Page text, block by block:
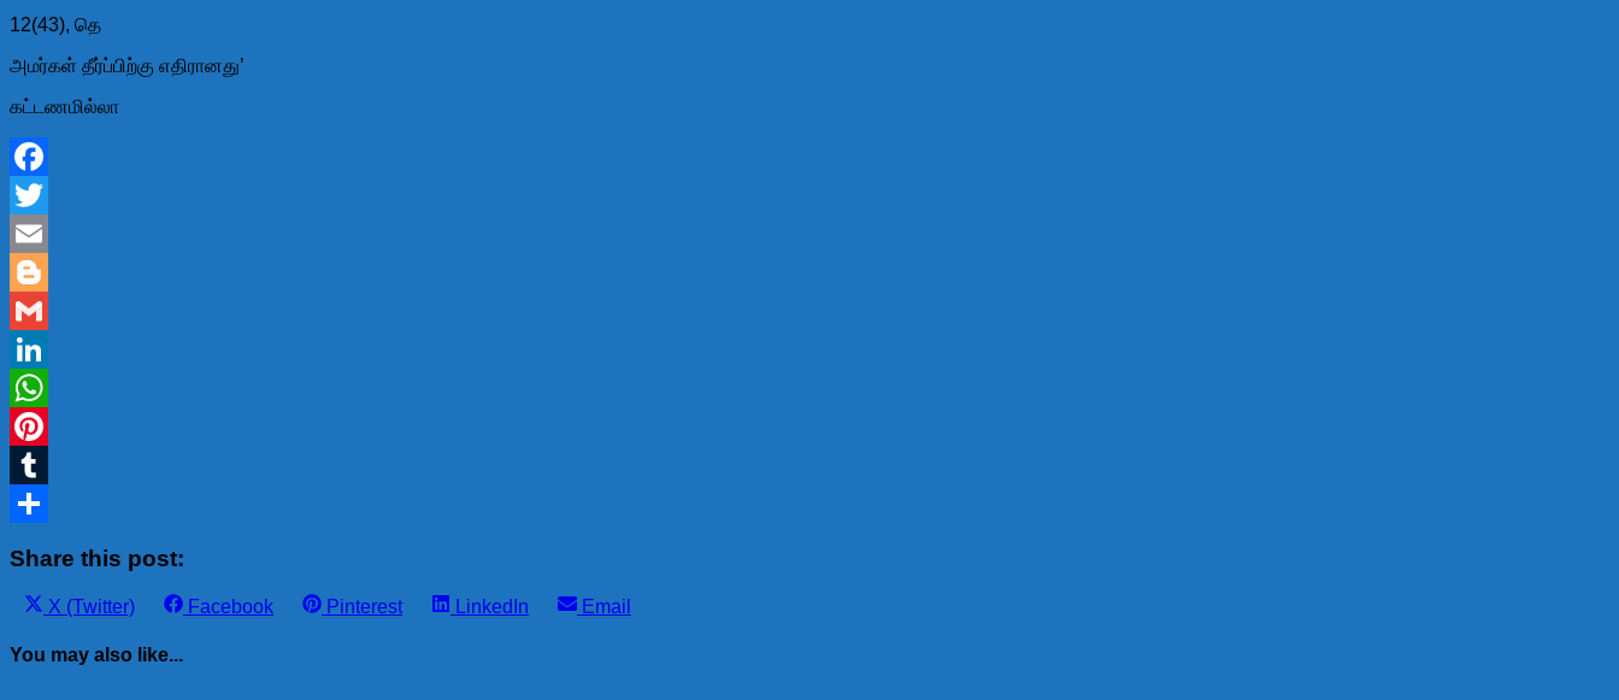
12(43), தெ
அமர்கள் தீர்ப்பிற்கு எதிரானது’
கட்டணமில்லா
Facebook
Twitter
Email
Blogger
Gmail
LinkedIn
WhatsApp
Pinterest
Tumblr
Share this post:
Share
X (Twitter)
Share
Facebook
Share
Pinterest
Share
LinkedIn
Share
Email
You may also like...